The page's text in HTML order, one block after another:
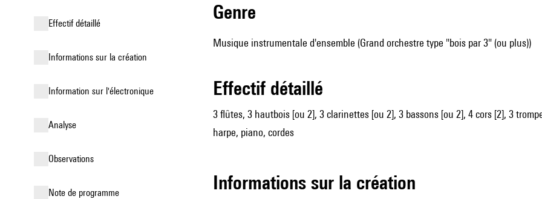
effectif détaillé
informations sur la création
Information sur l'électronique
analyse
observations
Note de programme
genre
Musique instrumentale d'ensemble (Grand orchestre type "bois par 3" (ou plus))
effectif détaillé
3 flûtes, 3 hautbois [ou 2], 3 clarinettes [ou 2], 3 bassons [ou 2], 4 cors [2], 3
harpe, piano, cordes
informations sur la création